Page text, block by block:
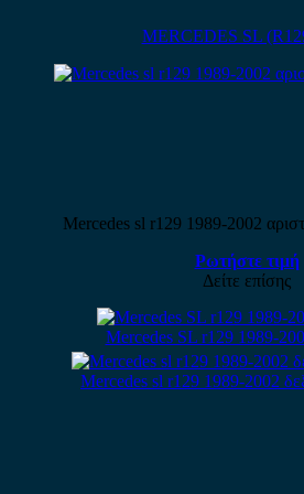
MERCEDES SL
Mercedes sl r129 1989-2002
Ρωτήστε τιμή
Δείτε επίσης
Mercedes SL r129 1989-
Mercedes sl r129 1989-2002